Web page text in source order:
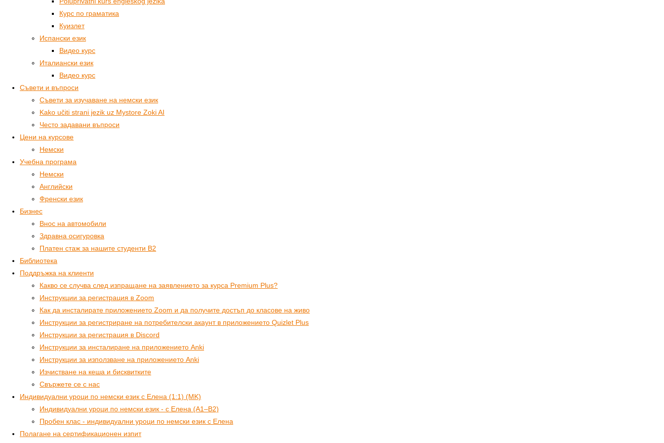
Курс по граматика
Куизлет
Испански език
Видео курс
Италиански език
Видео курс
Съвети и въпроси
Съвети за изучаване на немски език
Kako učiti strani jezik uz Mystore Zoki AI
Често задавани въпроси
Цени на курсове
Немски
Учебна програма
Немски
Английски
Френски език
Бизнес
Внос на автомобили
Здравна осигуровка
Платен стаж за нашите студенти B2
Библиотека
Поддръжка на клиенти
Какво се случва след изпращане на заявлението за курса Premium Plus?
Инструкции за регистрация в Zoom
Как да инсталирате приложението Zoom и да получите достъп до класове на живо
Инструкции за регистриране на потребителски акаунт в приложението Quizlet Plus
Инструкции за регистрация в Discord
Инструкции за инсталиране на приложението Anki
Инструкции за използване на приложението Anki
Изчистване на кеша и бисквитките
Свържете се с нас
Индивидуални уроци по немски език с Елена (1:1) (MK)
Индивидуални уроци по немски език - с Елена (A1–B2)
Пробен клас - индивидуални уроци по немски език с Елена
Полагане на сертификационен изпит